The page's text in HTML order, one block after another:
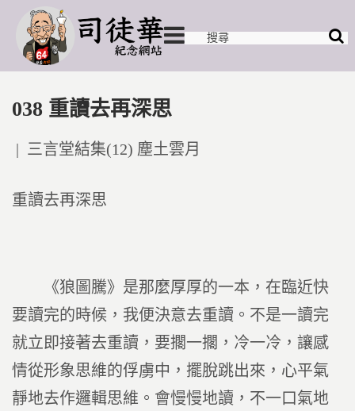
038 重讀去再深思
Posted
三言堂結集(12) 塵土雲月
重讀去再深思
《狼圖騰》是那麼厚厚的一本，在臨近快
要讀完的時候，我便決意去重讀。不是一讀完
就立即接著去重讀，要擱一擱，冷一冷，讓感
情從形象思維的俘虜中，擺脫跳出來，心平氣
靜地去作邏輯思維。會慢慢地讀，不一口氣地